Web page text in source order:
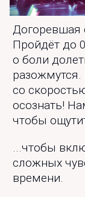
Догоревшая
Пройдёт до
о боли
со
осознать!
чтобы
...чтобы
сложных
времени.